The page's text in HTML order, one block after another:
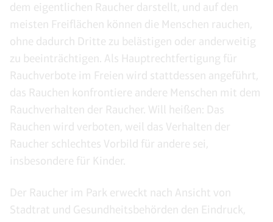
dem eigentlichen Raucher darstellt, und auf den
meisten Freiflächen können die Menschen rauchen,
ohne dadurch Dritte zu belästigen oder anderweitig
zu beeinträchtigen. Als Hauptrechtfertigung für
Rauchverbote im Freien wird stattdessen angeführt,
das Rauchen konfrontiere andere Menschen mit dem
Rauchverhalten der Raucher. Will heißen: Das
Rauchen wird verboten, weil das Verhalten der
Raucher schlechtes Vorbild für andere sei,
insbesondere für Kinder.
Der Raucher im Park erweckt nach Ansicht von
Stadtrat und Gesundheitsbehörden den Eindruck,